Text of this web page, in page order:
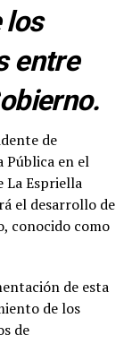
los
entre
de
Pública en el
La Espriella
el desarrollo de
conocido como
de esta
de los
de